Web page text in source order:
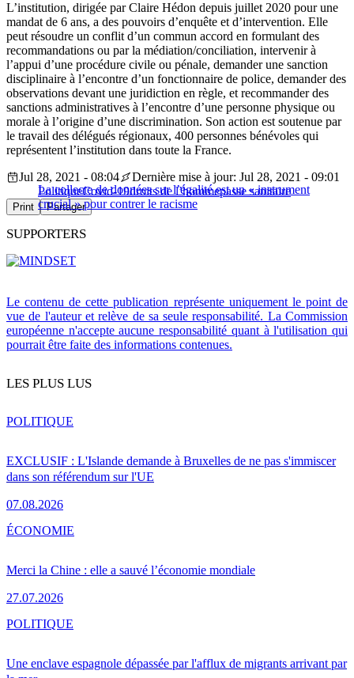
L’institution, dirigée par Claire Hédon depuis juillet 2020 pour une
mandat de 6 ans, a des pouvoirs d’enquête et d’intervention. Elle
peut résoudre un conflit d’un commun accord en formulant des
recommandations ou par la médiation/conciliation, intervenir à
l’appui d’une procédure civile ou pénale, demander une sanction
disciplinaire à l’encontre d’un fonctionnaire de police, demander des
observations devant une juridiction en règle, et recommander des
sanctions administratives à l’encontre d’une personne physique ou
morale à l’origine d’une discrimination. Son action est soutenue par
le travail des délégués régionaux, 400 personnes bénévoles qui
représentent l’institution dans toute la France.
La collecte de données sur l’égalité est un « instrument
crucial » pour contrer le racisme
Jul 28, 2021 - 08:04
Dernière mise à jour: Jul 28, 2021 - 09:01
PolitiqueCovid-19droits de l’hommepasse sanitaire
Print Partager
SUPPORTERS
Le contenu de cette publication représente uniquement le point de
vue de l'auteur et relève de sa seule responsabilité. La Commission
européenne n'accepte aucune responsabilité quant à l'utilisation qui
pourrait être faite des informations contenues.
LES PLUS LUS
EXCLUSIF : L'Islande demande à Bruxelles de ne pas s'immiscer
dans son référendum sur l'UE
07.08.2026
POLITIQUE
Merci la Chine : elle a sauvé l’économie mondiale
27.07.2026
ÉCONOMIE
Une enclave espagnole dépassée par l'afflux de migrants arrivant par
POLITIQUE